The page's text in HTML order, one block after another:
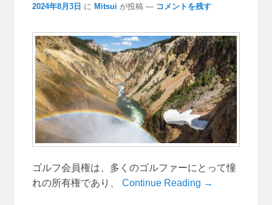
2024年8月3日 に Mitsui が投稿 — コメントを残す
ゴルフ会員権は、多くのゴルファーにとって憧
れの所有権であり、Continue Reading →